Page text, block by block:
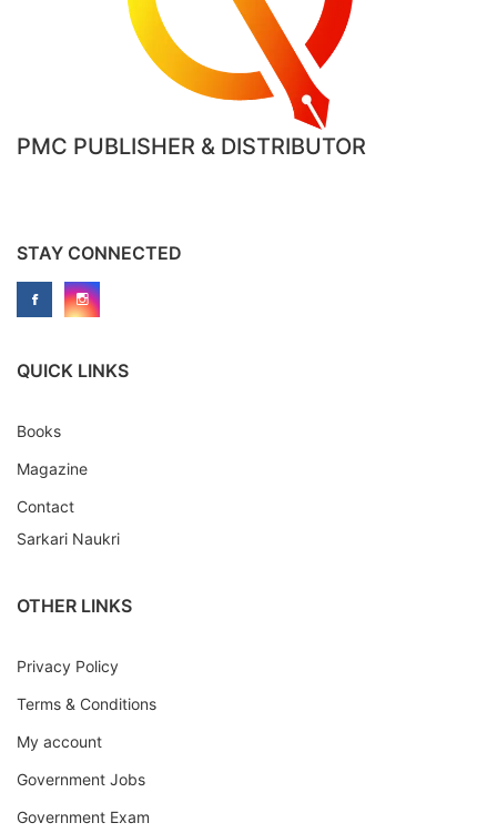
PMC PUBLISHER & DISTRIBUTOR
STAY CONNECTED
QUICK LINKS
Books
Magazine
Contact
Sarkari Naukri
OTHER LINKS
Privacy Policy
Terms & Conditions
My account
Government Jobs
Government Exam